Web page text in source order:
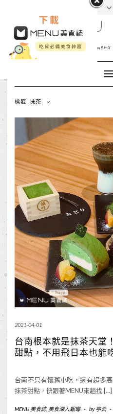
MENU
標籤: 抹茶
2021-04-01
台南根本就是抹茶天堂
甜點，不用飛日本也能
台南不只有懷舊小吃，還有超多
抹茶甜點，快跟著MENU來趟找 […]
MENU 美食誌, 美食深入報導 - by亭云 -